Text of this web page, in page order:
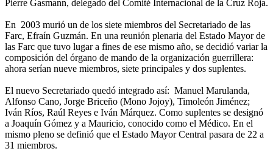
Pierre Gasmann, delegado del Comité Internacional de la Cruz Roja.
En 2003 murió un de los siete miembros del Secretariado de las
Farc, Efraín Guzmán. En una reunión plenaria del Estado Mayor de
las Farc que tuvo lugar a fines de ese mismo año, se decidió variar la
composición del órgano de mando de la organización guerrillera:
ahora serían nueve miembros, siete principales y dos suplentes.
El nuevo Secretariado quedó integrado así: Manuel Marulanda,
Alfonso Cano, Jorge Briceño (Mono Jojoy), Timoleón Jiménez;
Iván Ríos, Raúl Reyes e Iván Márquez. Como suplentes se designó
a Joaquín Gómez y a Mauricio, conocido como el Médico. En el
mismo pleno se definió que el Estado Mayor Central pasara de 22 a
31 miembros.